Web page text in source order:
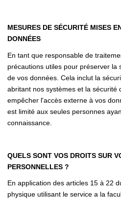
MESURES DE SÉCURITÉ MISES
DONNÉES
En tant que responsable de
précautions utiles pour préserver la
de vos données. Cela inclut la
abritant nos systèmes et la sécurité
empêcher l'accès externe à vos
est limité aux seules personnes
connaissance.
QUELS SONT VOS DROITS SUR
PERSONNELLES ?
En application des articles 15 à 22
physique utilisant le service a la